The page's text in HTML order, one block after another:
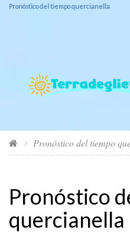
Pronóstico del tiempo quercianella
Pronóstico del tiempo
Pronóstico
quercianella